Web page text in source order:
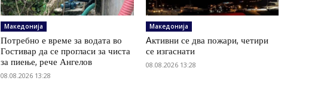
Македонија
Потребно е време за водата во
Гостивар да се прогласи за чиста
за пиење, рече Ангелов
08.08.2026 13:28
Македонија
Aктивни се два пожари, четири
се изгаснати
08.08.2026 13:28